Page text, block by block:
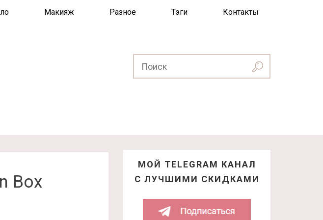
Макияж Разное Тэги Контакты
Box
МОЙ TELEGRAM КАНАЛ
С ЛУЧШИМИ СКИДКАМИ